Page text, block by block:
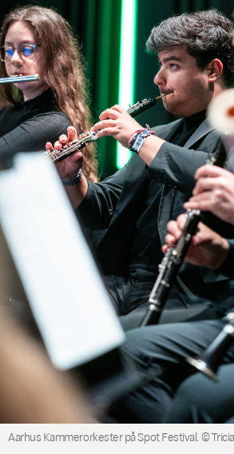
Aarhus Kammerorkester på Spot Festival. ©